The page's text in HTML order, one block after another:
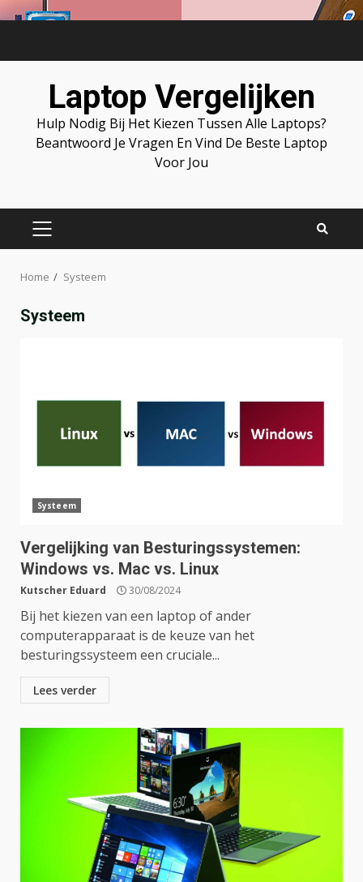
Laptop Vergelijken
Hulp Nodig Bij Het Kiezen Tussen Alle Laptops?
Beantwoord Je Vragen En Vind De Beste Laptop
Voor Jou
PRIMARY
Home Systeem
Systeem
Systeem
Vergelijking van Besturingssystemen:
Windows vs. Mac vs. Linux
Kutscher Eduard 30/08/2024
Bij het kiezen van een laptop of ander
computerapparaat is de keuze van het
besturingssysteem een cruciale...
Lees verder